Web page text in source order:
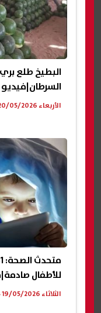
البطيخ طلع
السرطان|فيديو
الأربعاء 20/05/2026 03:42 م
للأطفال
الثلاثاء 19/05/2026 07:14 م